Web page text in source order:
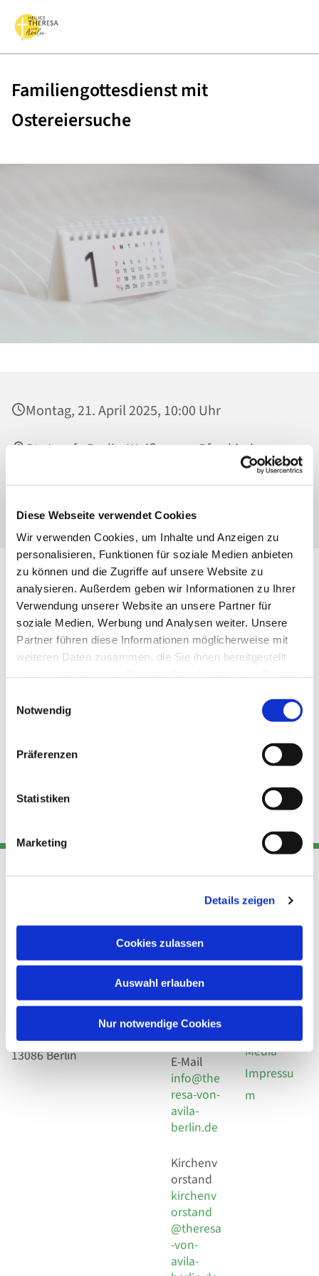
Diese Webseite verwendet Cookies
Wir verwenden Cookies, um Inhalte und Anzeigen zu
personalisieren, Funktionen für soziale Medien anbieten
zu können und die Zugriffe auf unsere Website zu
analysieren. Außerdem geben wir Informationen zu Ihrer
Verwendung unserer Website an unsere Partner für
soziale Medien, Werbung und Analysen weiter. Unsere
Partner führen diese Informationen möglicherweise mit
weiteren Daten zusammen, die Sie ihnen bereitgestellt
Notwendig
Präferenzen
Statistiken
Marketing
Details zeigen
Cookies zulassen
Auswahl erlauben
Nur notwendige Cookies
Familiengottesdienst mit
Ostereiersuche
Montag, 21. April 2025, 10:00 Uhr
St. Josef - Berlin-Weißensee, Pfarrkirche,
Norbert Pomplun
Kirchengemeinde Pfarrei
Hl. Theresa von Avila Berlin
Leitender Pfarrer - Norbert
Behaimstr. 39
13086 Berlin
Kont
Akt
Telefon
+49 30
924 64 28
30 924 54
18
E-Mail
info@the
resa-von-
avila-
berlin.de
Kirchenv
orstand
kirchenv
orstand
@theresa
-von-
avila-
Links
utz
utz -
Media
Impressu
m